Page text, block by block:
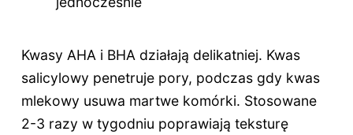
Kwasy AHA i BHA działają delikatniej. Kwas
salicylowy penetruje pory, podczas gdy kwas
mlekowy usuwa martwe komórki. Stosowane
2-3 razy w tygodniu poprawiają teksturę